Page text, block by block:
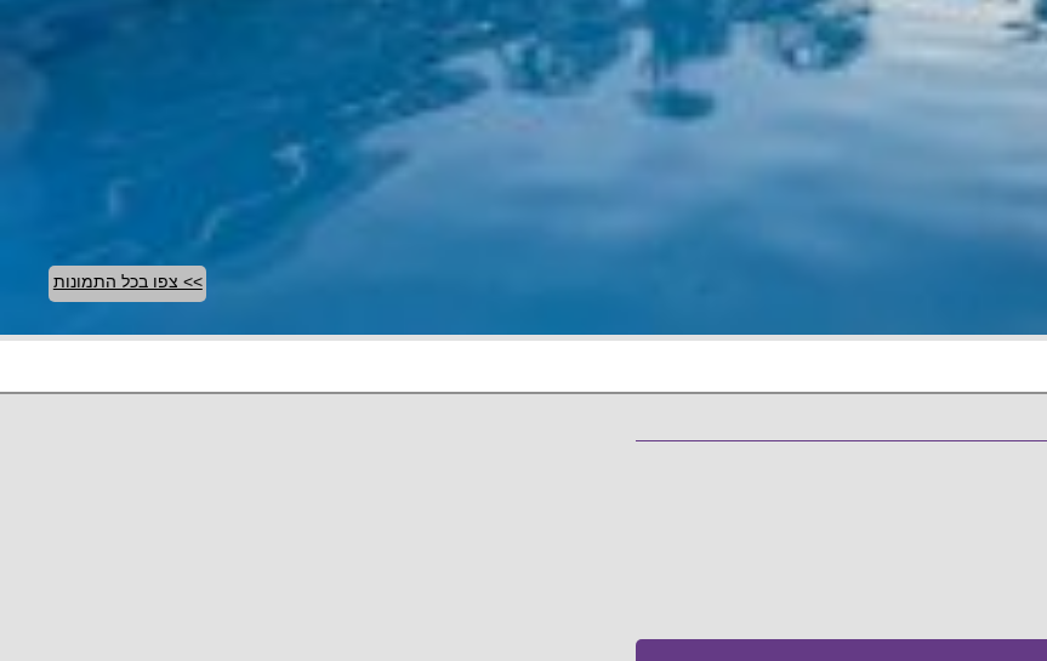
>> צפו בכל התמונות